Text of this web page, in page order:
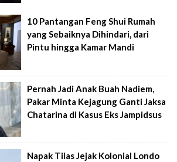
10 Pantangan Feng Shui Rumah
yang Sebaiknya Dihindari, dari
Pintu hingga Kamar Mandi
Pernah Jadi Anak Buah Nadiem,
Pakar Minta Kejagung Ganti Jaksa
Chatarina di Kasus Eks Jampidsus
Napak Tilas Jejak Kolonial Londo